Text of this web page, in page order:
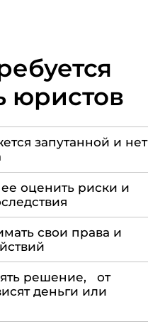
юристов
запутанной и нет
оценить риски и
свои права и
решение, от
деньги или